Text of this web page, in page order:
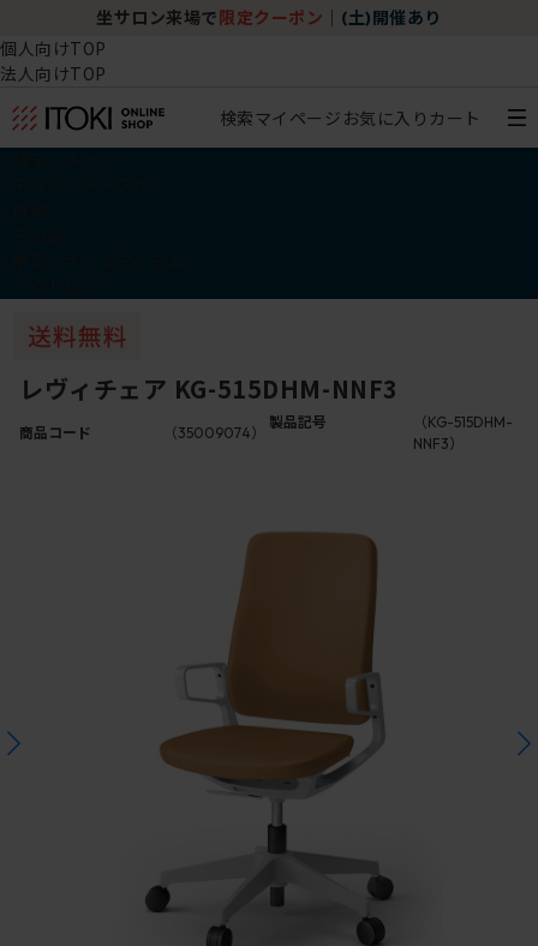
坐サロン来場で 限定クーポン (土)開催あり
個人向けTOP
法人向けTOP
検索マイページ お気に入り カート
レヴィチェア KG-515DHM-NNF3
商品コード （35009074）
製品記号
（KG-515DHM-
NNF3）